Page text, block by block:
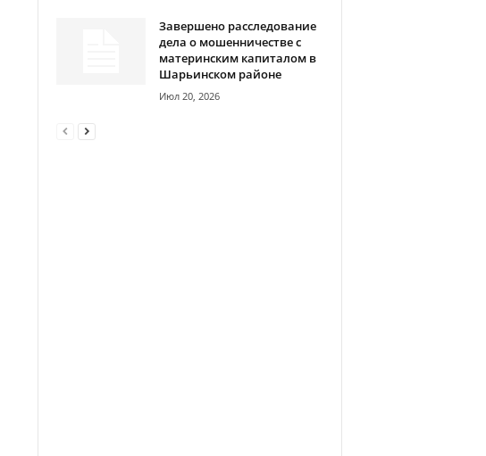
Завершено расследование
дела о мошенничестве с
материнским капиталом в
Шарьинском районе
Июл 20, 2026